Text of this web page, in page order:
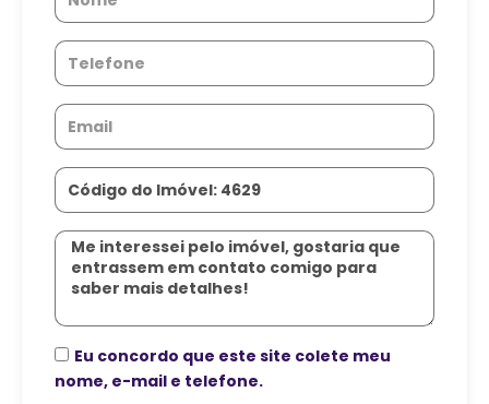
Telefone
Email
Código
do
Imóvel
Mensagem
Eu concordo que este site colete meu
nome, e-mail e telefone.